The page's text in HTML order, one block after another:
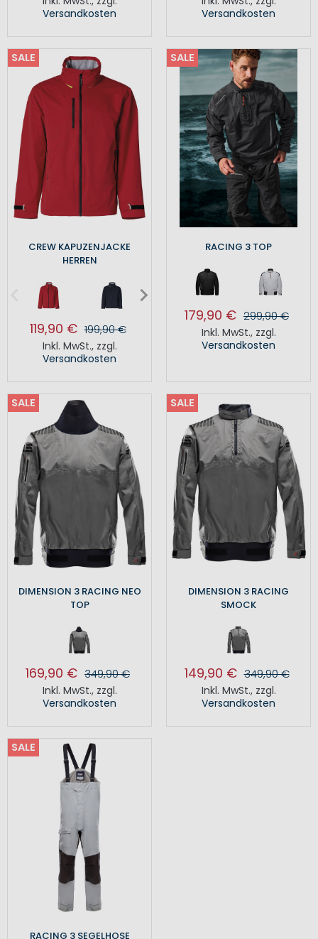
Versandkosten
Versandkosten
SALE
CREW KAPUZENJACKE
HERREN
119,90 € 199,90 €
Inkl. MwSt., zzgl.
Versandkosten
SALE
RACING 3 TOP
179,90 € 299,90 €
Inkl. MwSt., zzgl.
Versandkosten
SALE
DIMENSION 3 RACING NEO
TOP
169,90 € 349,90 €
Inkl. MwSt., zzgl.
Versandkosten
SALE
DIMENSION 3 RACING
SMOCK
149,90 € 349,90 €
Inkl. MwSt., zzgl.
Versandkosten
SALE
RACING 3 SEGELHOSE